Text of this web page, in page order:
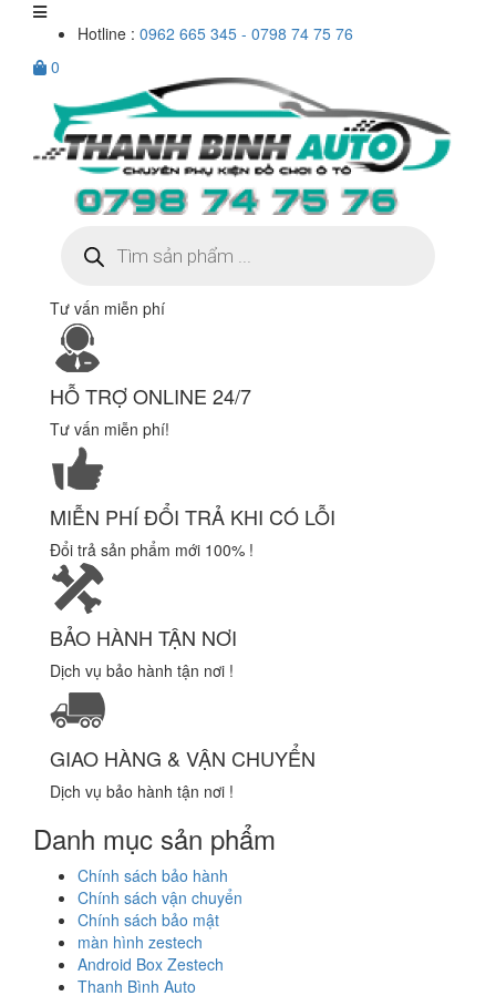
Hotline : 0962 665 345 - 0798 74 75 76
0
kiếm
sản
Tư vấn miễn phí
HỖ TRỢ ONLINE 24/7
Tư vấn miễn phí!
MIỄN PHÍ ĐỔI TRẢ KHI CÓ LỖI
Đổi trả sản phẩm mới 100% !
BẢO HÀNH TẬN NƠI
Dịch vụ bảo hành tận nơi !
GIAO HÀNG & VẬN CHUYỂN
Dịch vụ bảo hành tận nơi !
Danh mục sản phẩm
Chính sách bảo hành
Chính sách vận chuyển
Chính sách bảo mật
màn hình zestech
Android Box Zestech
Thanh Bình Auto